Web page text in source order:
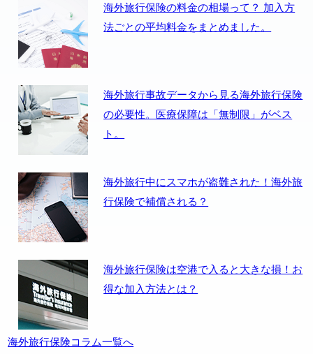
海外旅行保険の料金の相場って？ 加入方
法ごとの平均料金をまとめました。
海外旅行事故データから見る海外旅行保険
の必要性。医療保障は「無制限」がベス
ト。
海外旅行中にスマホが盗難された！海外旅
行保険で補償される？
海外旅行保険は空港で入ると大きな損！お
得な加入方法とは？
海外旅行保険コラム一覧へ